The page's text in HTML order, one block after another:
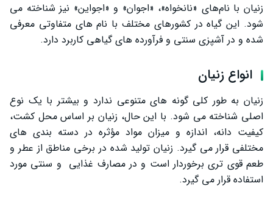
سیستم ایمنی
عوارض جانبی زنیان
نحوه مصرف زنیان
سخن پایانی
زنیان با نام‌های «نانخواه»، «اجوان» و «اجواین» نیز شناخته می
‌شود. این گیاه در کشورهای مختلف با نام‌ های متفاوتی معرفی
شده و در آشپزی سنتی و فرآورده‌ های گیاهی کاربرد دارد.
انواع زنیان
زنیان به ‌طور کلی گونه ‌های متنوعی ندارد و بیشتر با یک نوع
اصلی شناخته می ‌شود. با این حال، زنیان بر اساس محل کشت،
کیفیت دانه، اندازه و میزان مواد مؤثره در دسته‌ بندی‌ های
مختلفی قرار می ‌گیرد. زنیان تولید شده در برخی مناطق از عطر و
طعم قوی‌ تری برخوردار است و در مصارف غذایی و سنتی مورد
استفاده قرار می ‌گیرد.